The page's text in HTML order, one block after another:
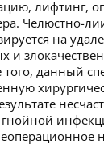
лифтинг,
Челюстно-
на
и
данный